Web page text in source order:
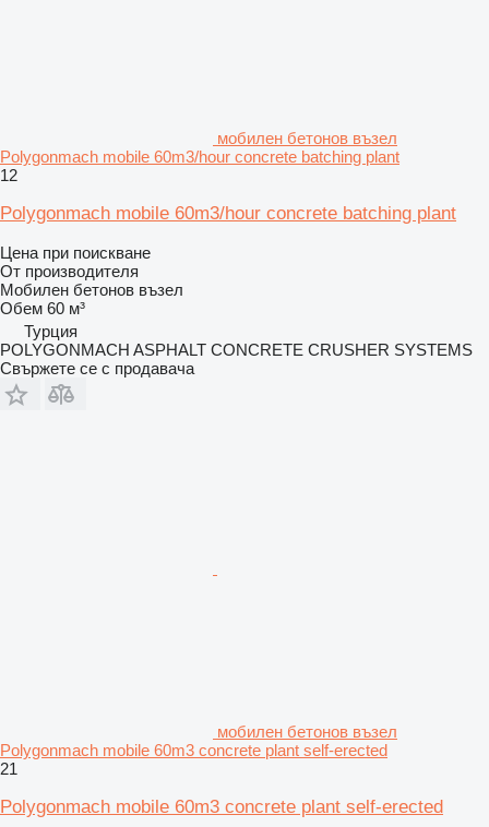
мобилен бетонов възел
Polygonmach mobile 60m3/hour concrete batching plant
12
Polygonmach mobile 60m3/hour concrete batching plant
Цена при поискване
От производителя
Мобилен бетонов възел
Обем 60 м³
Турция
POLYGONMACH ASPHALT CONCRETE CRUSHER SYSTEMS
Свържете се с продавача
мобилен бетонов възел
Polygonmach mobile 60m3 concrete plant self-erected
21
Polygonmach mobile 60m3 concrete plant self-erected